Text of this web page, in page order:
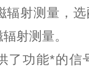
辐射测量，
射测量。
了功能*的信